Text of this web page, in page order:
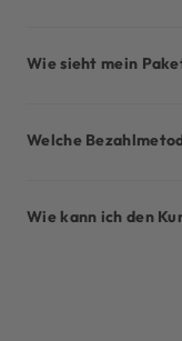
Wie sieht mein
Welche
Wie kann ich den